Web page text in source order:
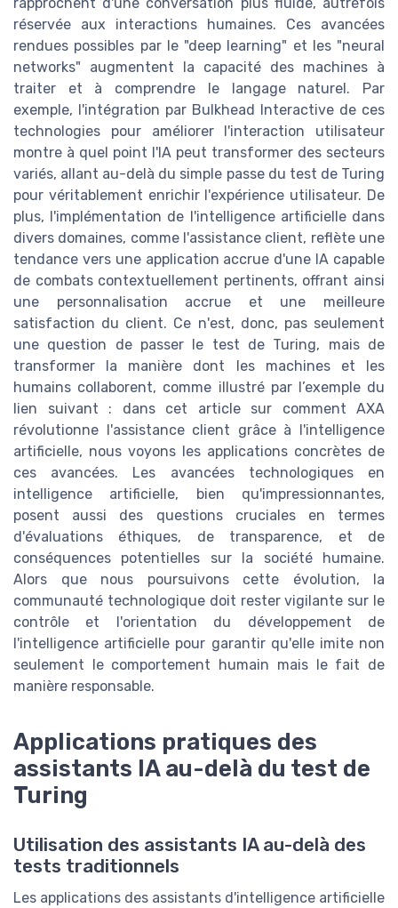
réservée aux interactions humaines. Ces avancées
rendues possibles par le "deep learning" et les "neural
networks" augmentent la capacité des machines à
traiter et à comprendre le langage naturel. Par
exemple, l'intégration par Bulkhead Interactive de ces
technologies pour améliorer l'interaction utilisateur
montre à quel point l'IA peut transformer des secteurs
variés, allant au-delà du simple passe du test de Turing
pour véritablement enrichir l'expérience utilisateur. De
plus, l'implémentation de l'intelligence artificielle dans
divers domaines, comme l'assistance client, reflète une
tendance vers une application accrue d'une IA capable
de combats contextuellement pertinents, offrant ainsi
une personnalisation accrue et une meilleure
satisfaction du client. Ce n'est, donc, pas seulement
une question de passer le test de Turing, mais de
transformer la manière dont les machines et les
humains collaborent, comme illustré par l’exemple du
lien suivant : dans cet article sur comment AXA
révolutionne l'assistance client grâce à l'intelligence
artificielle, nous voyons les applications concrètes de
ces avancées. Les avancées technologiques en
intelligence artificielle, bien qu'impressionnantes,
posent aussi des questions cruciales en termes
d'évaluations éthiques, de transparence, et de
conséquences potentielles sur la société humaine.
Alors que nous poursuivons cette évolution, la
communauté technologique doit rester vigilante sur le
contrôle et l'orientation du développement de
l'intelligence artificielle pour garantir qu'elle imite non
seulement le comportement humain mais le fait de
manière responsable.
Applications pratiques des
assistants IA au-delà du test de
Turing
Utilisation des assistants IA au-delà des
tests traditionnels
Les applications des assistants d'intelligence artificielle